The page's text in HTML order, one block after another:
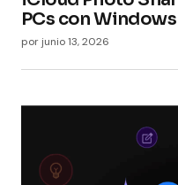
PCs con Windows
por junio 13, 2026